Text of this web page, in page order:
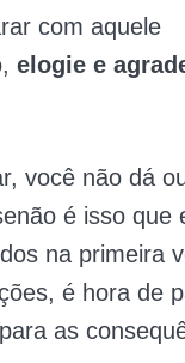
com aquele
elogie e
você não dá
é isso que
na primeira
é hora de
as